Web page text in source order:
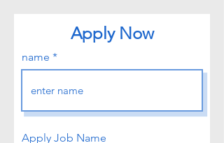
Apply Now
name
Apply Job Name